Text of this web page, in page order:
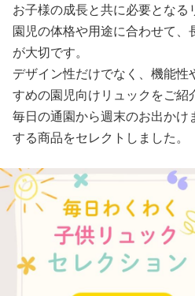
お子様の成長と共に必要となる
園児の体格や用途に合わせて、
が大切です。
デザイン性だけでなく、機能
すめの園児向けリュックをご紹
毎日の通園から週末のお出かけ
する商品をセレクトしました。